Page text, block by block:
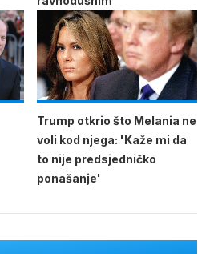
Trump otkrio što Melania ne
voli kod njega: 'Kaže mi da
to nije predsjedničko
ponašanje'